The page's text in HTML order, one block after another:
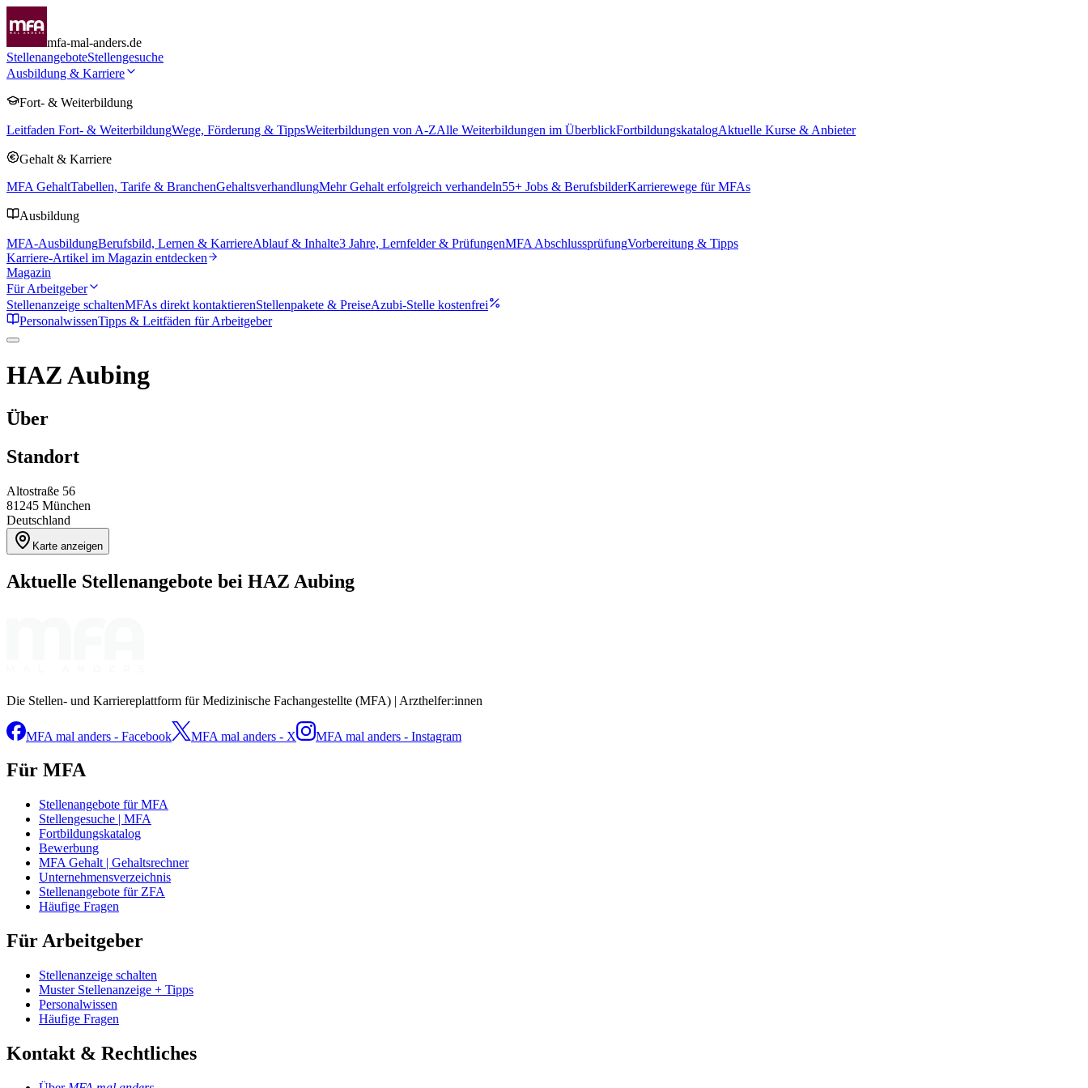
mfa-mal-anders.de
StellenangeboteStellengesuche
Ausbildung & Karriere
Fort- & Weiterbildung
Leitfaden Fort- & WeiterbildungWege, Förderung & TippsWeiterbildungen von A-ZAlle Weiterbildungen im ÜberblickFortbildungskatalogAktuelle Kurse & Anbieter
Gehalt & Karriere
MFA GehaltTabellen, Tarife & BranchenGehaltsverhandlungMehr Gehalt erfolgreich verhandeln55+ Jobs & BerufsbilderKarrierewege für MFAs
Ausbildung
MFA-AusbildungBerufsbild, Lernen & KarriereAblauf & Inhalte3 Jahre, Lernfelder & PrüfungenMFA AbschlussprüfungVorbereitung & Tipps
Karriere-Artikel im Magazin entdecken
Magazin
Für Arbeitgeber
Stellenanzeige schaltenMFAs direkt kontaktierenStellenpakete & PreiseAzubi-Stelle kostenfrei
PersonalwissenTipps & Leitfäden für Arbeitgeber
HAZ Aubing
Über
Standort
Altostraße 56
81245 München
Deutschland
Karte anzeigen
Aktuelle Stellenangebote bei HAZ Aubing
Die Stellen- und Karriereplattform für Medizinische Fachangestellte (MFA) | Arzthelfer:innen
MFA mal anders - Facebook MFA mal anders - X MFA mal anders - Instagram
Für MFA
Stellenangebote für MFA
Stellengesuche | MFA
Fortbildungskatalog
Bewerbung
MFA Gehalt | Gehaltsrechner
Unternehmensverzeichnis
Stellenangebote für ZFA
Häufige Fragen
Für Arbeitgeber
Stellenanzeige schalten
Muster Stellenanzeige + Tipps
Personalwissen
Häufige Fragen
Kontakt & Rechtliches